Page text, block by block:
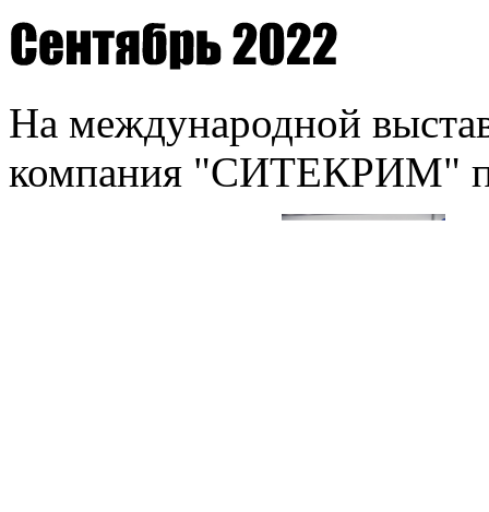
На международной
компания "СИТЕКРИМ"